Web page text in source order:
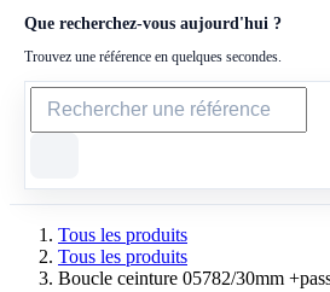
Que recherchez-vous aujourd'hui ?
Trouvez une référence en quelques secondes.
Tous les produits
Tous les produits
Boucle ceinture 05782/30mm